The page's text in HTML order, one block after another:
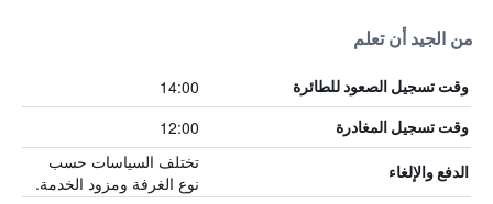
من الجيد أن تعلم
وقت تسجيل الصعود للطائرة 14:00
وقت تسجيل المغادرة 12:00
الدفع والإلغاء
تختلف السياسات حسب
نوع الغرفة ومزود الخدمة.